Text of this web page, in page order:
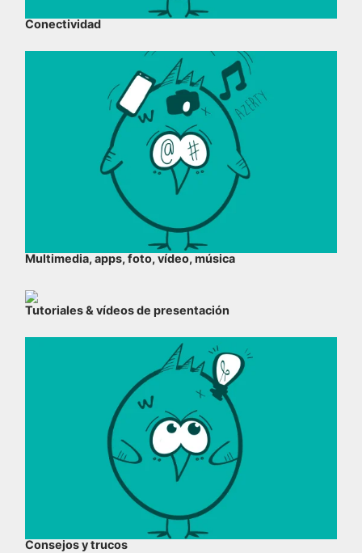
Conectividad
Multimedia, apps, foto, vídeo, música
Tutoriales & vídeos de presentación
Consejos y trucos